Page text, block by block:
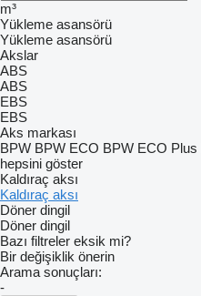
m³
Yükleme asansörü
Yükleme asansörü
Akslar
ABS
ABS
EBS
EBS
Aks markası
BPW BPW ECO BPW ECO Plus
hepsini göster
Kaldıraç aksı
Kaldıraç aksı
Döner dingil
Döner dingil
Bazı filtreler eksik mi?
Bir değişiklik önerin
Arama sonuçları:
-